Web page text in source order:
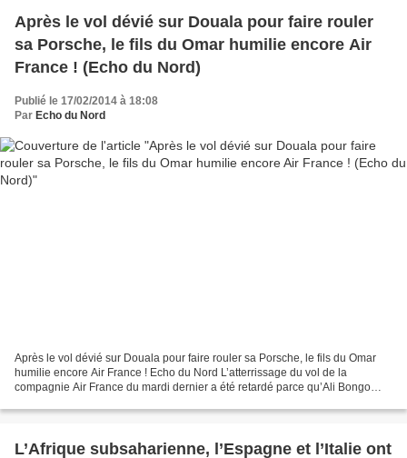
Après le vol dévié sur Douala pour faire rouler
sa Porsche, le fils du Omar humilie encore Air
France ! (Echo du Nord)
Publié le 17/02/2014 à 18:08
Par Echo du Nord
Après le vol dévié sur Douala pour faire rouler sa Porsche, le fils du Omar
humilie encore Air France ! Echo du Nord L’atterrissage du vol de la
compagnie Air France du mardi dernier a été retardé parce qu’Ali Bongo
L’Afrique subsaharienne, l’Espagne et l’Italie ont